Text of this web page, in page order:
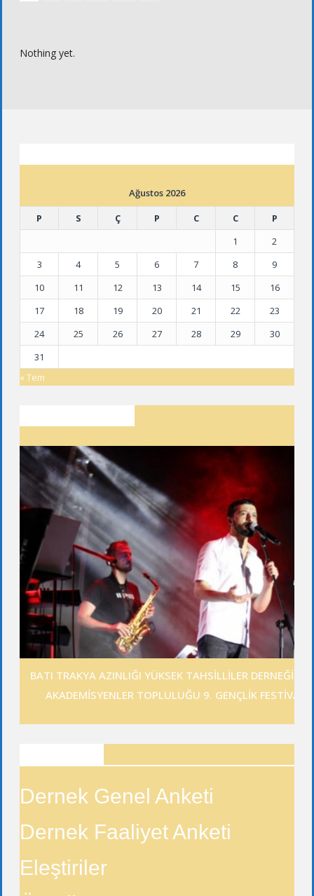
Nothing yet.
Ağustos 2026
P
S Ç P C C
P
1
2
3
4 5 6 7 8
9
10
11 12 13 14 15
16
17
18 19 20 21 22
23
24
25 26 27 28 29
30
31
« Tem
BATI TRAKYA AZINLIĞI YÜKSEK TAHSİLLİLER DERNEĞİ
AKADEMİSYENLER TOPLULUĞU 9. GENÇLİK FESTİVALİ
Dernek Genel Anketi
Dernek Faaliyet Anketi
Eleştiriler